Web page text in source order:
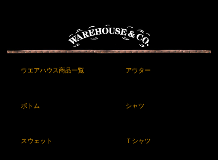
ウエアハウス商品一覧 アウター
ボトム シャツ
スウェット Ｔシャツ